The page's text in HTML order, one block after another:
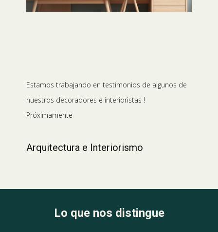
Estamos trabajando en testimonios de algunos de
nuestros decoradores e interioristas !
Próximamente
Arquitectura e Interiorismo
Lo que nos distingue